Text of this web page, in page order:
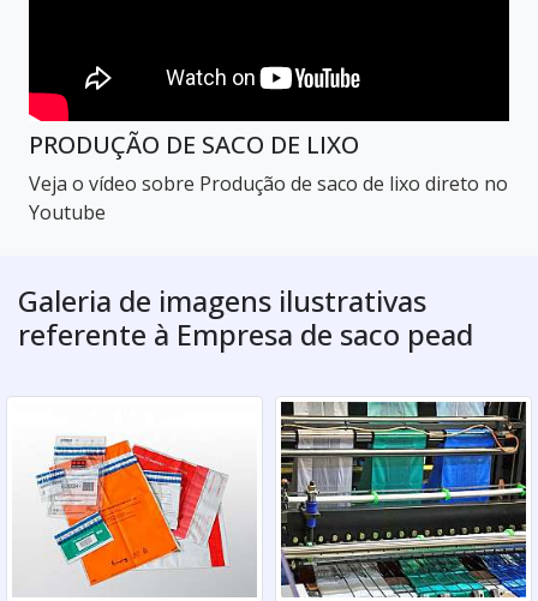
PRODUÇÃO DE SACO DE LIXO
Veja o vídeo sobre Produção de saco de lixo direto no
Youtube
Galeria de imagens ilustrativas
referente à Empresa de saco pead